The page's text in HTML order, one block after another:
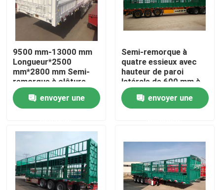
Maison
Vidéos
9500 mm-13000 mm
Longueur*2500
mm*2800 mm Semi-
remorque à clôture
avec suspension
mécaniqueenvoyer une
Semi-remorque à
quatre essieux avec
hauteur de paroi
latérale de 600 mm à
1700 mm
envoyer une